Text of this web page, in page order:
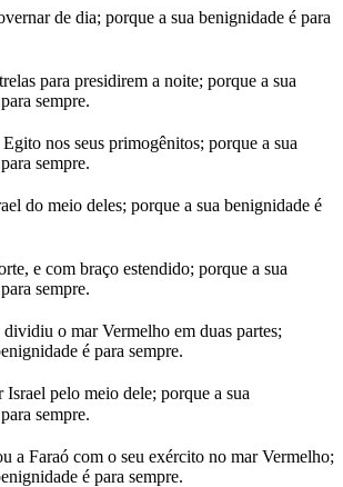
de dia; porque a sua benignidade é para
para presidirem a noite; porque a sua
sempre.
nos seus primogênitos; porque a sua
sempre.
do meio deles; porque a sua benignidade é
e com braço estendido; porque a sua
sempre.
o mar Vermelho em duas partes;
é para sempre.
Israel pelo meio dele; porque a sua
sempre.
a Faraó com o seu exército no mar Vermelho;
é para sempre.